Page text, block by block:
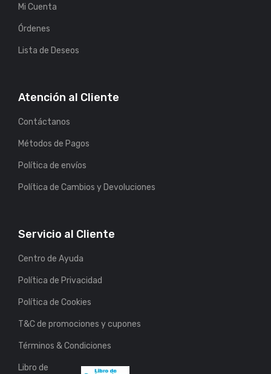
Mi Cuenta
Órdenes
Lista de Deseos
Atención al Cliente
Contáctanos
Métodos de Pagos
Política de envíos
Política de Cambios y Devoluciones
Servicio al Cliente
Centro de Ayuda
Política de Privacidad
Política de Cookies
T&C de promociones y cupones
Términos & Condiciones
Libro de